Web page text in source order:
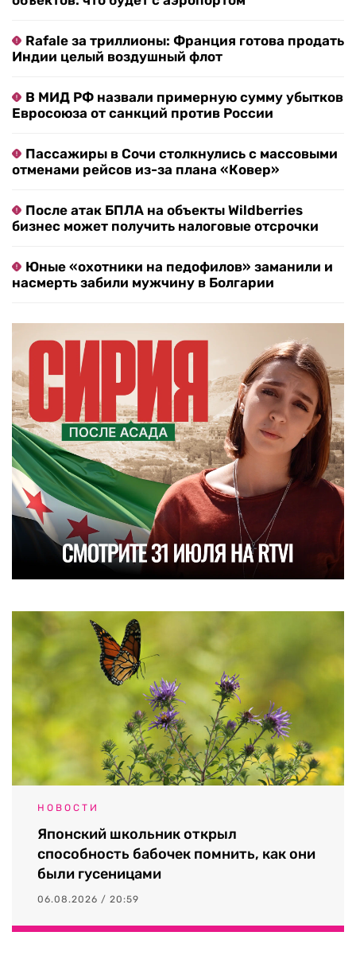
Rafale за триллионы: Франция готова продать
Индии целый воздушный флот
В МИД РФ назвали примерную сумму убытков
Евросоюза от санкций против России
Пассажиры в Сочи столкнулись с массовыми
отменами рейсов из-за плана «Ковер»
После атак БПЛА на объекты Wildberries
бизнес может получить налоговые отсрочки
Юные «охотники на педофилов» заманили и
насмерть забили мужчину в Болгарии
НОВОСТИ
Японский школьник открыл
способность бабочек помнить, как они
были гусеницами
06.08.2026 / 20:59